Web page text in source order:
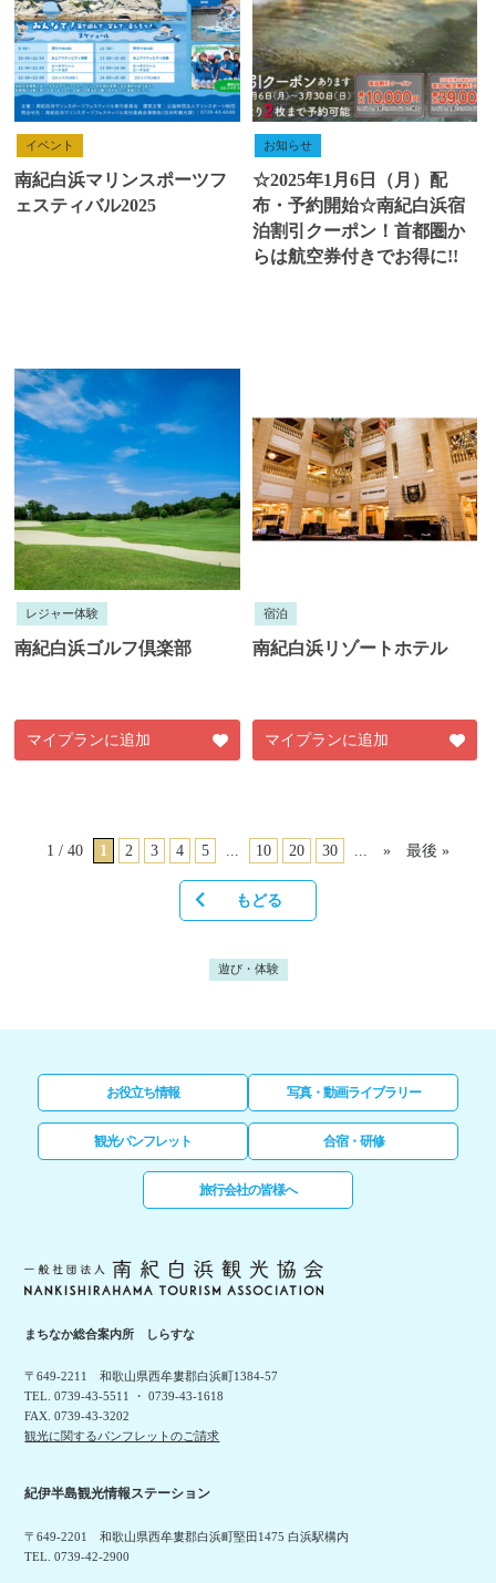
イベント
南紀白浜マリンスポーツフ
ェスティバル2025
お知らせ
☆2025年1月6日（月）配
布・予約開始☆南紀白浜宿
泊割引クーポン！首都圏か
らは航空券付きでお得に!!
レジャー体験
南紀白浜ゴルフ倶楽部
マイプランに追加
宿泊
南紀白浜リゾートホテル
マイプランに追加
1 / 40 1 2 3 4 5 ... 10 20 30 ... » 最後 »
もどる
遊び・体験
お役立ち情報 写真・動画ライブラリー
観光パンフレット 合宿・研修
旅行会社の皆様へ
まちなか総合案内所 しらすな
〒649-2211 和歌山県西牟婁郡白浜町1384-57
TEL. 0739-43-5511 ・ 0739-43-1618
FAX. 0739-43-3202
観光に関するパンフレットのご請求
紀伊半島観光情報ステーション
〒649-2201 和歌山県西牟婁郡白浜町堅田1475 白浜駅構内
TEL. 0739-42-2900